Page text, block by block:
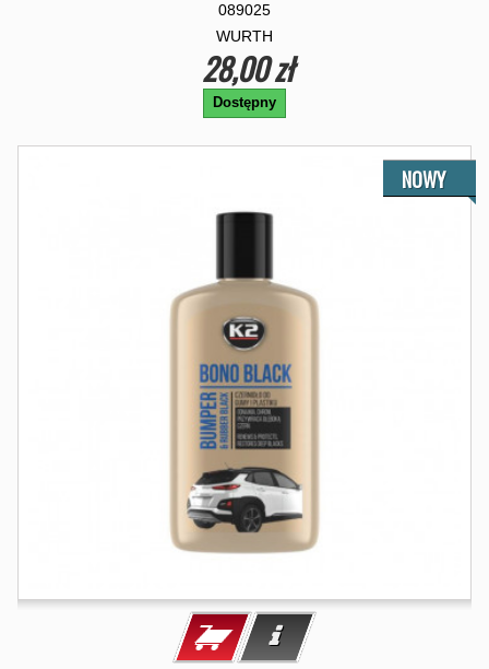
089025
WURTH
28,00 zł
Dostępny
NOWY